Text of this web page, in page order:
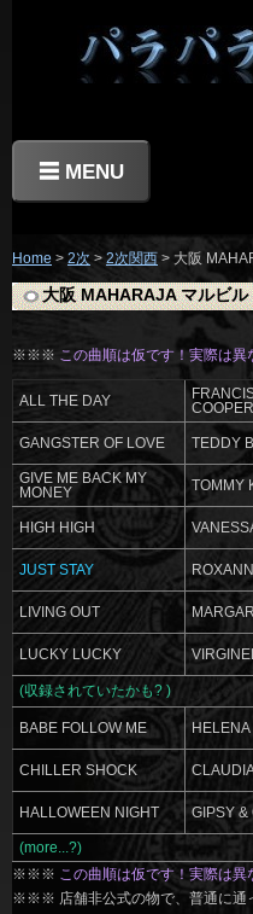
☰ MENU
Home > 2次 > 2次関西 > 大阪
大阪 MAHARAJA マルビル
※※※ この曲順は仮です！実際は異
ALL THE DAY
COOPER
GANGSTER OF LOVE TEDDY
GIVE ME BACK MY
MONEY
TOMMY
HIGH HIGH
JUST STAY
LIVING OUT
LUCKY LUCKY V
(収録されていたかも? )
BABE FOLLOW ME HELENA
CHILLER SHOCK
HALLOWEEN NIGHT GIPSY &
(more...?)
※※※ この曲順は仮です！実際は
※※※ 店舗非公式の物で、普通に通